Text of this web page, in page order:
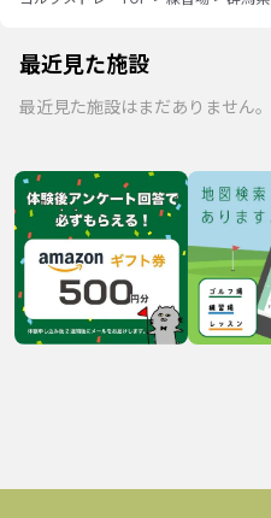
最近見た施設
最近見た施設はまだありません。